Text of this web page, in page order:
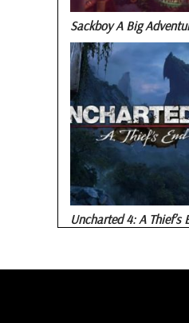
Sackboy A Big
Uncharted 4: A Thief’s